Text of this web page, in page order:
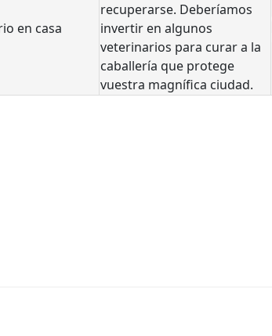
en casa
recuperarse. Deberíamos
invertir en algunos
veterinarios para curar a la
caballería que protege
vuestra magnífica ciudad.